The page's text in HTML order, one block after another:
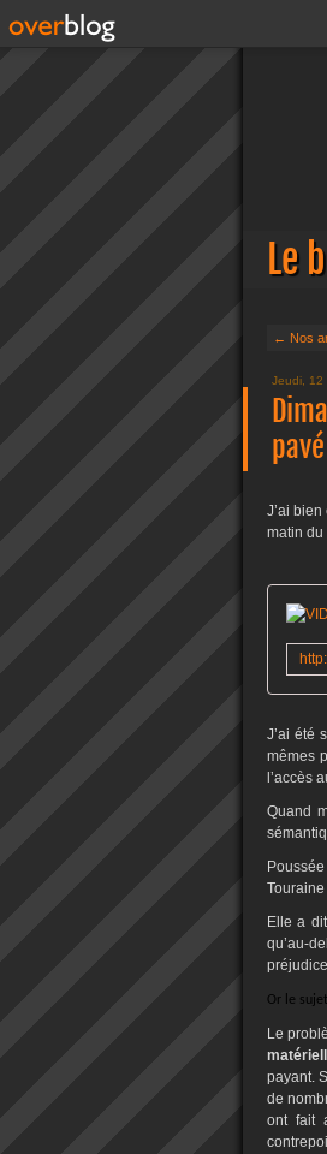
Le
← Nos
Jeudi, 12
J’ai
matin du
J’ai été
mêmes
l’accès
Quand
Elle a
qu’au-
Or le
Le
payant.
de
ont fait